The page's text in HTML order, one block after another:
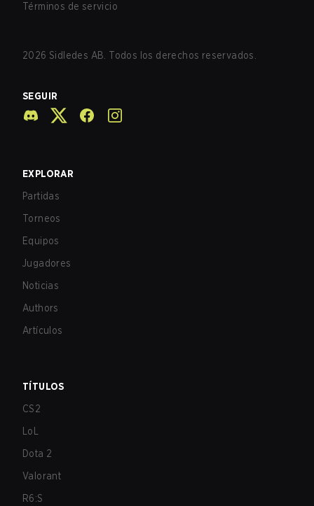
Términos de servicio
2026 Sidledes AB. Todos los derechos reservados.
SEGUIR
EXPLORAR
Partidas
Torneos
Equipos
Jugadores
Noticias
Authors
Artículos
TÍTULOS
CS2
LoL
Dota 2
Valorant
R6:S